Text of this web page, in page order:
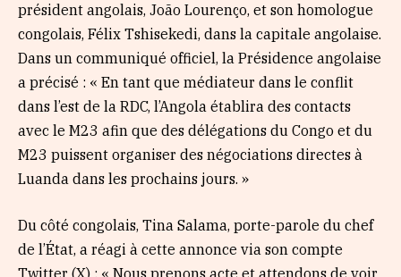
président angolais, João Lourenço, et son homologue
congolais, Félix Tshisekedi, dans la capitale angolaise.
Dans un communiqué officiel, la Présidence angolaise
a précisé : « En tant que médiateur dans le conflit
dans l’est de la RDC, l’Angola établira des contacts
avec le M23 afin que des délégations du Congo et du
M23 puissent organiser des négociations directes à
Luanda dans les prochains jours. »
Du côté congolais, Tina Salama, porte-parole du chef
de l’État, a réagi à cette annonce via son compte
Twitter (X) : « Nous prenons acte et attendons de voir